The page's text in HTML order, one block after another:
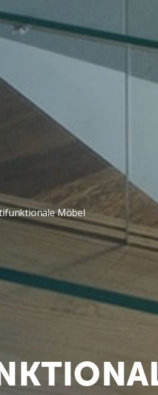
Möbel